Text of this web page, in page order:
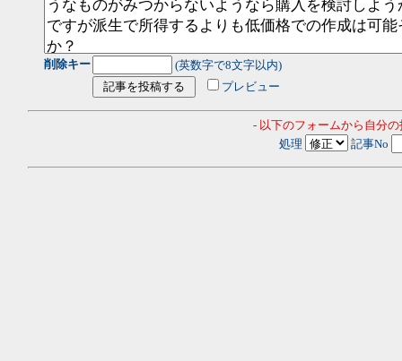
削除キー
(英数字で8文字以内)
プレビュー
- 以下のフォームから自分
処理
記事No